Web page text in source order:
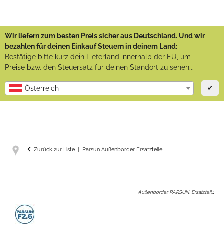
Wir liefern zum besten Preis sicher aus Deutschland. Und wir
bezahlen für deinen Einkauf Steuern in deinem Land:
Bestätige bitte kurz dein Lieferland innerhalb der EU, um
Preise bzw. den Steuersatz für deinen Standort zu sehen...
Österreich ✔
Zurück zur Liste Parsun Außenborder Ersatzteile
Außenborder, PARSUN, Ersatzteil, :